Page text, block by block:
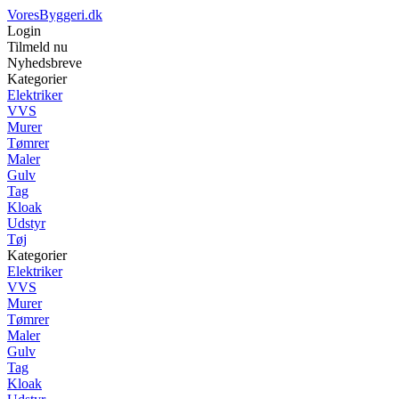
VoresByggeri.dk
Login
Tilmeld nu
Nyhedsbreve
Kategorier
Elektriker
VVS
Murer
Tømrer
Maler
Gulv
Tag
Kloak
Udstyr
Tøj
Kategorier
Elektriker
VVS
Murer
Tømrer
Maler
Gulv
Tag
Kloak